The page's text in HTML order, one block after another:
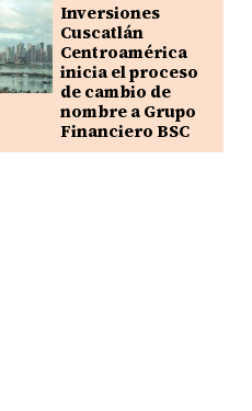
Inversiones
Cuscatlán
Centroamérica
inicia el proceso
de cambio de
nombre a Grupo
Financiero BSC